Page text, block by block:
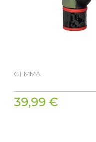
GT MMA
39,99 €